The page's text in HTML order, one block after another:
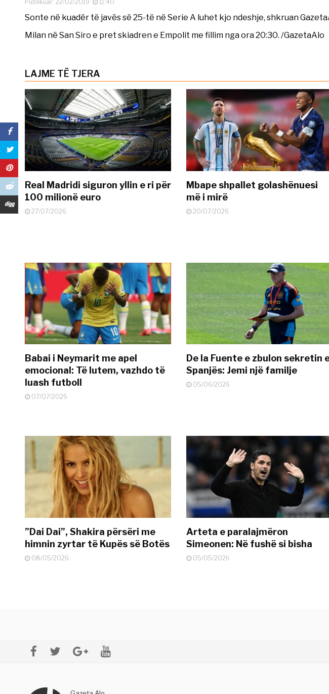
Publikuar: 22/02/2019
11:40
Sonte në kuadër të javës së 25-të në Serie A luhet kjo ndeshje, shkruan
Milan në San Siro e pret skiadren e Empolit me fillim nga ora 20:30. /GazetaAlo
LAJME TË TJERA
Real Madridi siguron yllin e ri për
100 milionë euro
27/07/2026
Mbape shpallet golashënuesi
më i mirë
20/07/2026
Babai i Neymarit me apel
emocional: Të lutem, vazhdo të
luash futboll
07/07/2026
De la Fuente e zbulon sekretin
Spanjës: Jemi një familje
05/06/2026
”Dai Dai”, Shakira përsëri me
himnin zyrtar të Kupës së Botës
08/05/2026
Arteta e paralajmëron
Simeonen: Në fushë si bisha
05/05/2026